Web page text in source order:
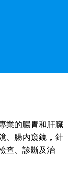
業的腸胃和肝臟
、腸內窺鏡，針
查、診斷及治